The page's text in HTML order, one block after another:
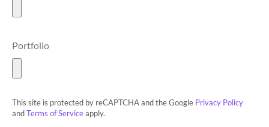
Portfolio
This site is protected by reCAPTCHA and the Google Privacy Policy
andTerms of Serviceapply.